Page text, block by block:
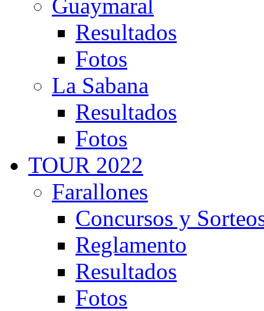
Guaymaral
Resultados
Fotos
La Sabana
Resultados
Fotos
TOUR 2022
Farallones
Concursos y
Reglamento
Resultados
Fotos